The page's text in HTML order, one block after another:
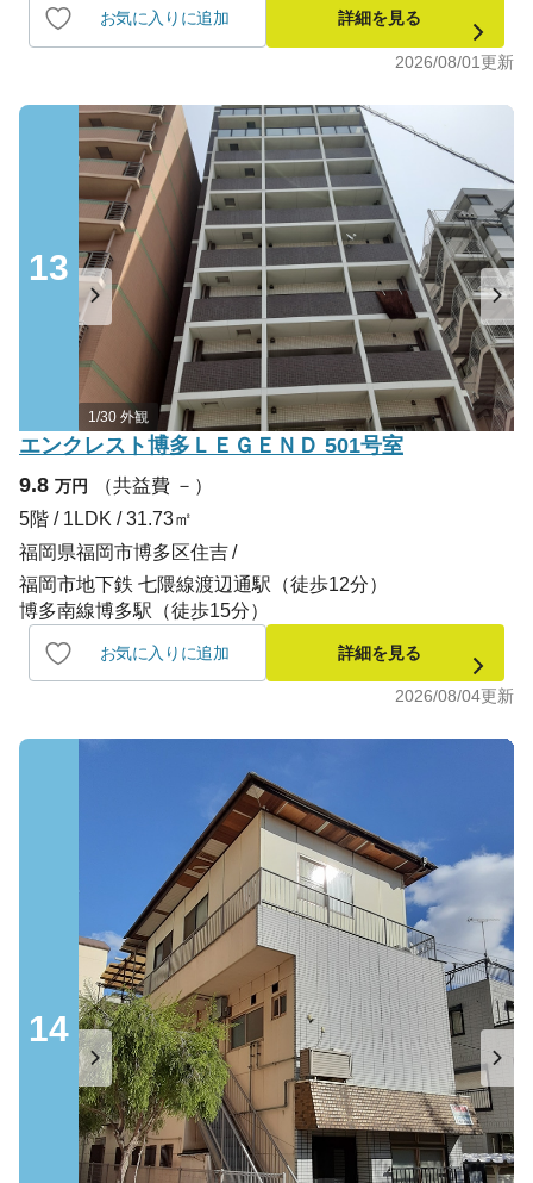
お気に入りに追加 詳細を見る
2026/08/01更新
13
1/30 外観
エンクレスト博多ＬＥＧＥＮＤ 501号室
9.8 万円
（共益費 －）
5階 / 1LDK / 31.73㎡
福岡県福岡市博多区住吉
福岡市地下鉄 七隈線渡辺通駅（徒歩12分）
博多南線博多駅（徒歩15分）
お気に入りに追加 詳細を見る
2026/08/04更新
14